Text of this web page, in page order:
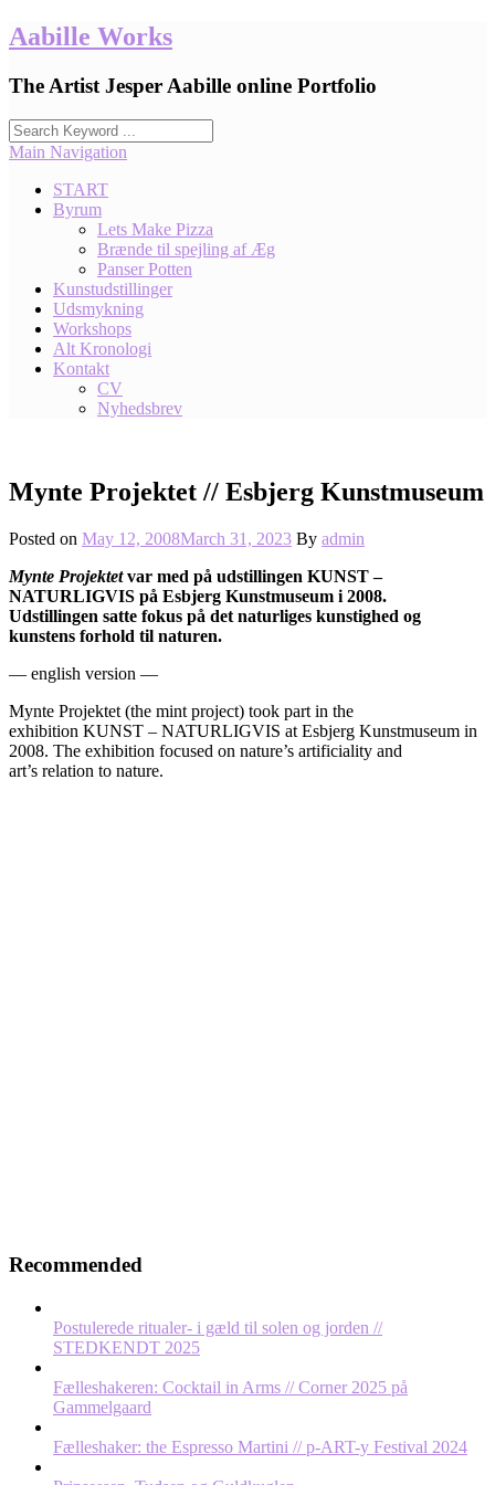
Skip
to
Aabille Works
The Artist Jesper Aabille online Portfolio
Main Navigation
START
Byrum
Lets Make Pizza
Brænde til spejling af Æg
Panser Potten
Kunstudstillinger
Udsmykning
Workshops
Alt Kronologi
Kontakt
CV
Nyhedsbrev
Mynte Projektet // Esbjerg Kunstmuseum
Posted on May 12, 2008March 31, 2023 By admin
Mynte Projektetvar med på udstillingen KUNST –
NATURLIGVIS på Esbjerg Kunstmuseum i 2008.
Udstillingen satte fokus på det naturliges kunstighed og
kunstens forhold til naturen.
— english version —
Mynte Projektet (the mint project) took part in the
exhibition KUNST – NATURLIGVIS at Esbjerg Kunstmuseum in
2008. The exhibition focused on nature’s artificiality and
art’s relation to nature.
Recommended
Postulerede ritualer- i gæld til solen og jorden //
STEDKENDT 2025
Fælleshakeren: Cocktail in Arms // Corner 2025 på
Gammelgaard
Fælleshaker: the Espresso Martini // p-ART-y Festival 2024